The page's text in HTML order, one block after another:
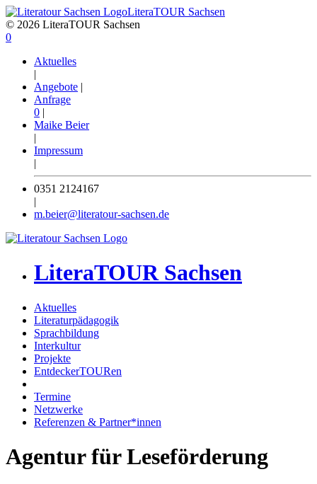
LiteraTOUR Sachsen
© 2026 LiteraTOUR Sachsen
0
Aktuelles
|
Angebote |
Anfrage
0 |
Maike Beier
|
Impressum
|
0351 2124167
|
m.beier@literatour-sachsen.de
LiteraTOUR Sachsen
Aktuelles
Literaturpädagogik
Sprachbildung
Interkultur
Projekte
EntdeckerTOURen
Termine
Netzwerke
Referenzen & Partner*innen
Agentur für Leseförderung